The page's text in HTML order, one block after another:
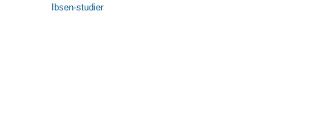
Ibsen-studier